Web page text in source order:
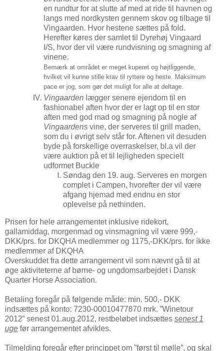
en rundtur for at slutte af med at ride til havnen og
langs med nordkysten gennem skov og tilbage til
Vingaarden. Hvor hestene sættes på fold.
Herefter køres der samlet til Dyrehøj Vingaard
I/S, hvor der vil være rundvisning og smagning af
vinene.
Bemærk at området er meget kuperet og højtliggende,
hvilket vil kunne stille krav til ryttere og heste. Maksimum
pace er jog, som gør det muligt for alle at deltage.
Vingaarden lægger senere ejendom til en
fashionabel aften hvor der er lagt op til en stor
aften med god mad og smagning på nogle af
Vingaardens vine, der serveres til grill maden,
som du i øvrigt selv står for. Aftenen vil desuden
byde på forskellige overraskelser, bl.a vil der
være auktion på et til lejligheden specielt
udformet Buckle
Søndag den 19. aug. Serveres en morgen
complet i Campen, hvorefter der vil være
afgang hjemad med endnu en stor
oplevelse på nethinden.
Prisen for hele arrangementet inklusive ridekort,
gallamiddag, morgenmad og vinsmagning vil være 999,-
DKK/prs. for DKQHA medlemmer og 1175,-DKK/prs. for ikke
medlemmer af DKQHA
Overskuddet fra dette arrangement vil som nævnt gå til at
øge aktiviteterne af børne- og ungdomsarbejdet i Dansk
Quarter Horse Association.
Betaling foregår på følgende måde: min. 500,- DKK
indsættes på konto: 7230-00010477870 mrk. ”Winetour
2012” senest 01.aug.2012, restbeløbet indsættes senest 1
uge før arrangementet afvikles.
Tilmelding foregår efter princippet om ”først til mølle”, og skal